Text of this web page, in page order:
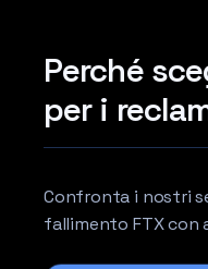
Perché
per i
Confronta i nostri
fallimento FTX con